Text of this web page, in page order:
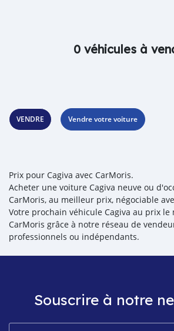
0 véhicules à
VENDRE Vendre votre voiture
Prix pour Cagiva avec CarMoris.
Acheter une voiture Cagiva neuve ou
CarMoris, au meilleur prix, négociable
Votre prochain véhicule Cagiva au prix le
CarMoris grâce à notre réseau de
professionnels ou indépendants.
Souscrire à notre